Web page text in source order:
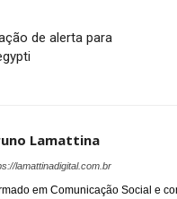
de alerta para
Lamattina
lamattinadigital.com.br
em Comunicação Social e